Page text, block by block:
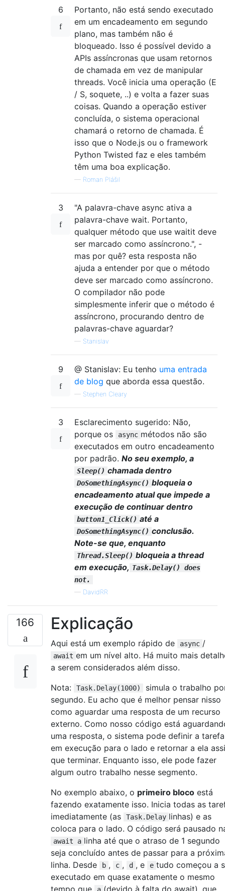
6
Portanto, não está sendo executado
em um encadeamento em segundo
plano, mas também não é
bloqueado. Isso é possível devido a
APIs assíncronas que usam retornos
de chamada em vez de manipular
threads. Você inicia uma operação (E
/ S, soquete, ..) e volta a fazer suas
coisas. Quando a operação estiver
concluída, o sistema operacional
chamará o retorno de chamada. É
isso que o Node.js ou o framework
Python Twisted faz e eles também
têm uma boa explicação.
— Roman Plášil
3
"A palavra-chave async ativa a
palavra-chave wait. Portanto,
qualquer método que use waitit deve
ser marcado como assíncrono.", -
mas por quê? esta resposta não
ajuda a entender por que o método
deve ser marcado como assíncrono.
O compilador não pode
simplesmente inferir que o método é
assíncrono, procurando dentro de
palavras-chave aguardar?
— Stanislav
9 @ Stanislav: Eu tenho uma entrada
de blog que aborda essa questão.
— Stephen Cleary
3
Esclarecimento sugerido: Não,
porque os
async métodos não são
executados em outro encadeamento
por padrão. No seu exemplo, a
Sleep() chamada dentro
DoSomethingAsync() bloqueia o
encadeamento atual que impede a
execução de continuar dentro
button1_Click() até a
DoSomethingAsync() conclusão.
Note-se que, enquanto
Thread.Sleep() bloqueia a thread
em execução, Task.Delay() does
not.
— DavidRR
166 Explicação
Aqui está um exemplo rápido de async /
await em um nível alto. Há muito mais
a serem considerados além disso.
Nota:
Task.Delay(1000)
simula o trabalho
segundo. Eu acho que é melhor pensar nisso
como aguardar uma resposta de um recurso
externo. Como nosso código está
uma resposta, o sistema pode definir a tarefa
em execução para o lado e retornar a ela
que terminar. Enquanto isso, ele pode fazer
algum outro trabalho nesse segmento.
No exemplo abaixo, o primeiro bloco está
fazendo exatamente isso. Inicia todas as
imediatamente (as
Task.Delay linhas) e as
coloca para o lado. O código será pausado
await a linha até que o atraso de 1 segundo
seja concluído antes de passar para a
linha. Desde
b , c , d , e e tudo começou a
executado em quase exatamente o mesmo
tempo que
a (devido à falta do await), que